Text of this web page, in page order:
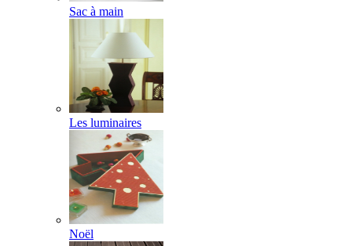
Sac à main
Les luminaires
Noël